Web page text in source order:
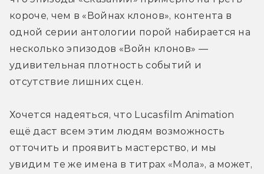
короче, чем в «Войнах клонов», контента в
одной серии антологии порой набирается на
несколько эпизодов «Войн клонов» —
удивительная плотность событий и
отсутствие лишних сцен.
Хочется надеяться, что Lucasfilm Animation
ещё даст всем этим людям возможность
отточить и проявить мастерство, и мы
увидим те же имена в титрах «Мола», а может,